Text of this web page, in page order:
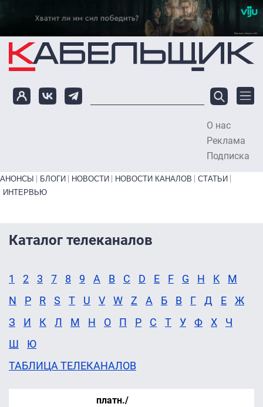
Перейти к основному содержанию
О нас
Реклама
Подписка
Primary links bottom
АНОНСЫ БЛОГИ НОВОСТИ НОВОСТИ КАНАЛОВ
СТАТЬИ
ИНТЕРВЬЮ
Каталог телеканалов
1 2 3 7 8 9 A B C D E F G H K
M
N
P R S T U V W Z А Б В Г Д Е
Ж
З
И К Л М Н О П Р С Т У Ф Х
Ч
Ш
Ю
ТАБЛИЦА ТЕЛЕКАНАЛОВ
платн./